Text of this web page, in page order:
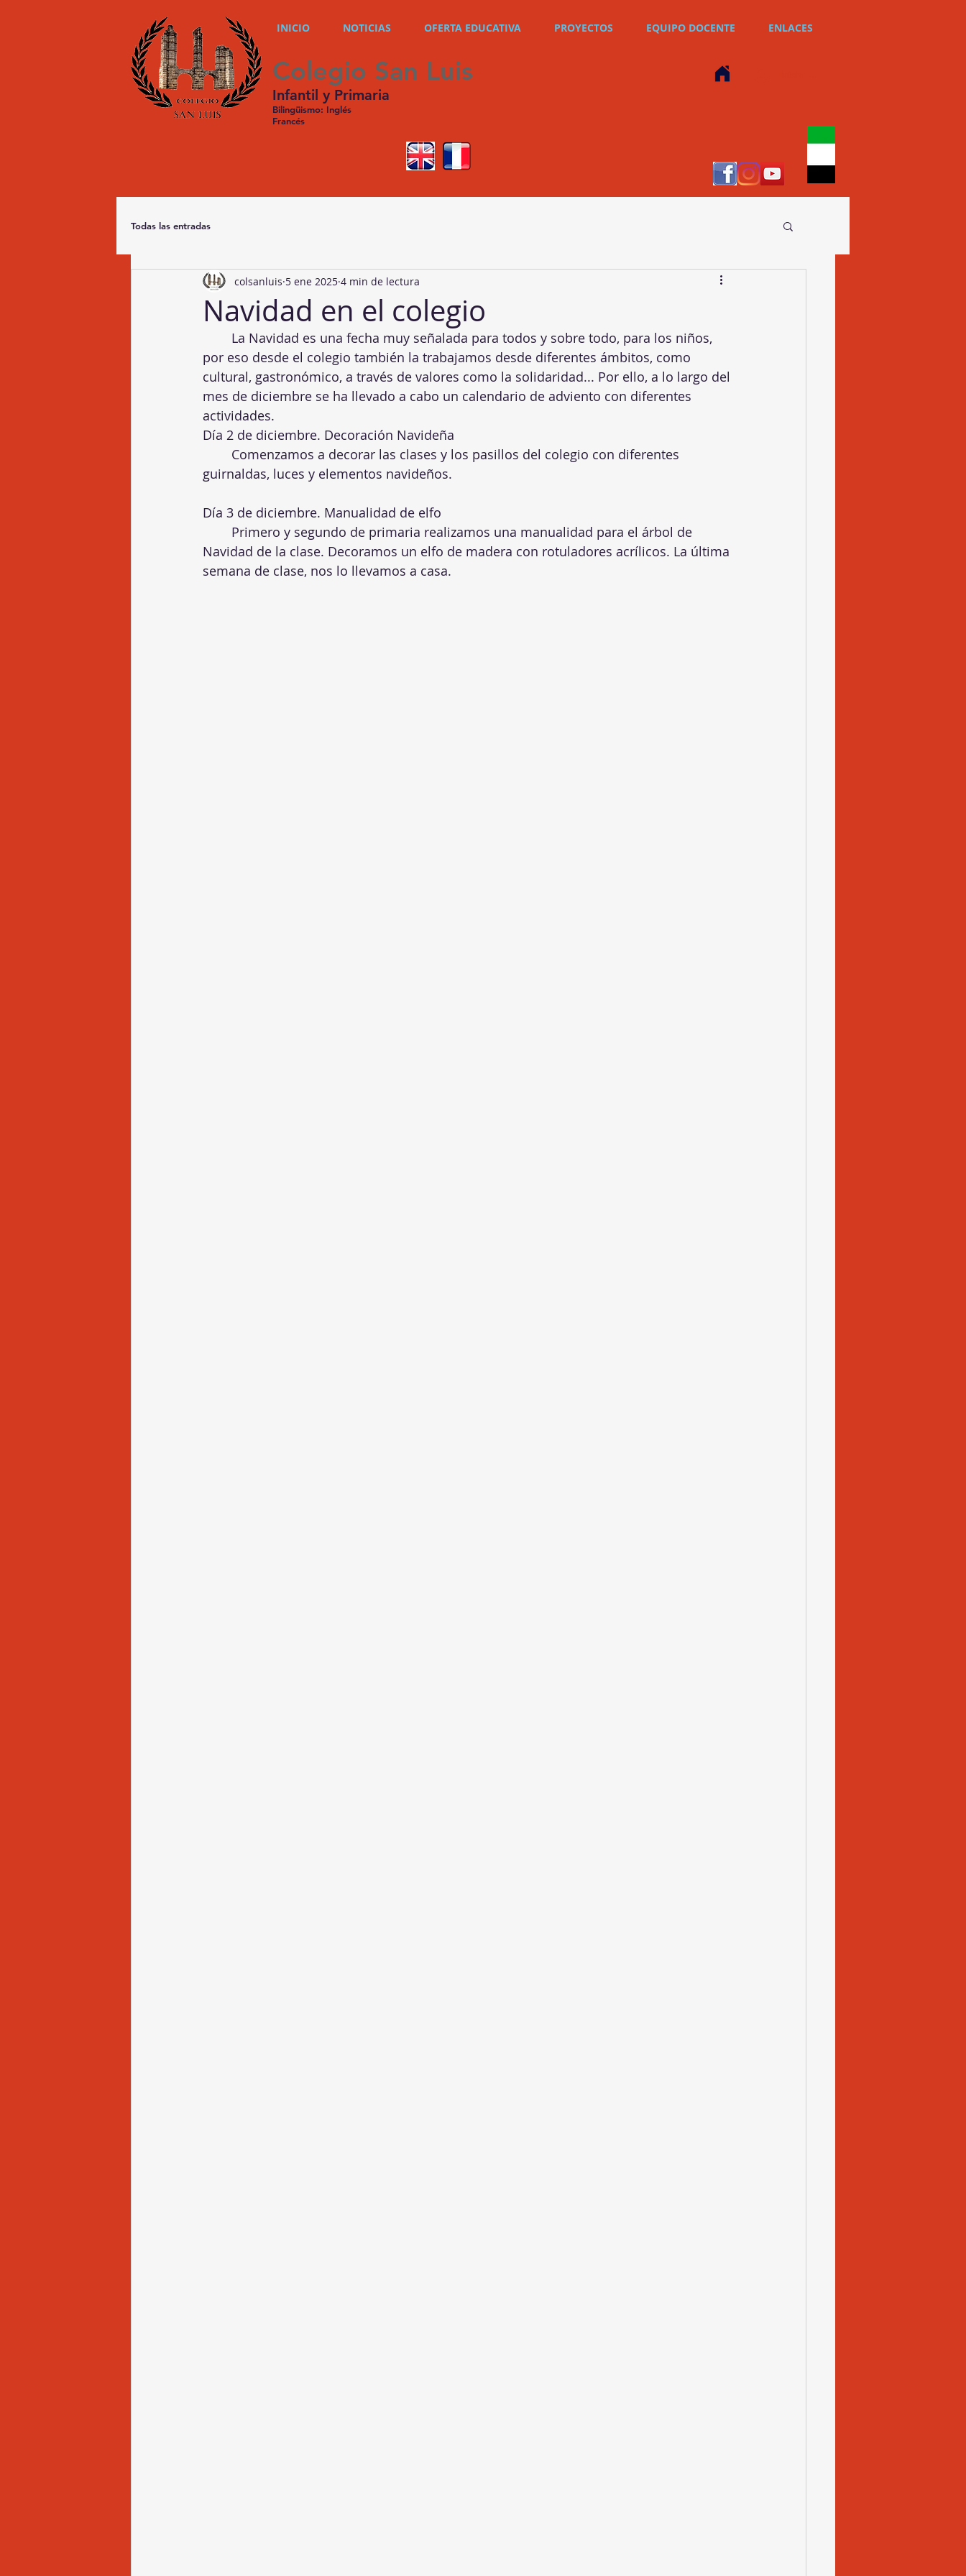
INICIO NOTICIAS OFERTA EDUCATIVA PROYECTOS EQUIPO DOCENTE ENLACES
Colegio San Luis
Infantil y Primaria
Bilingüismo: Inglés
Francés
Todas las entradas
Navidad en el colegio
colsanluis 5 ene 2025 4 min de lectura
por eso desde el colegio también la trabajamos desde diferentes ámbitos, como
cultural, gastronómico, a través de valores como la solidaridad... Por ello, a lo largo del
mes de diciembre se ha llevado a cabo un calendario de adviento con diferentes
actividades.
Día 2 de diciembre. Decoración Navideña
guirnaldas, luces y elementos navideños.
Día 3 de diciembre. Manualidad de elfo
Navidad de la clase. Decoramos un elfo de madera con rotuladores acrílicos. La última
semana de clase, nos lo llevamos a casa.